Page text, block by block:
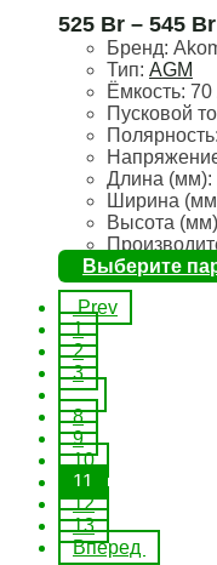
525 Br – 545 Br
Бренд:
Тип: AGM
Ёмкость: 70
Пусковой
Полярность:
Длина (мм):
Ширина
Высота
Выберите
Prev
1
2
3
…
8
9
10
11
12
13
Вперед